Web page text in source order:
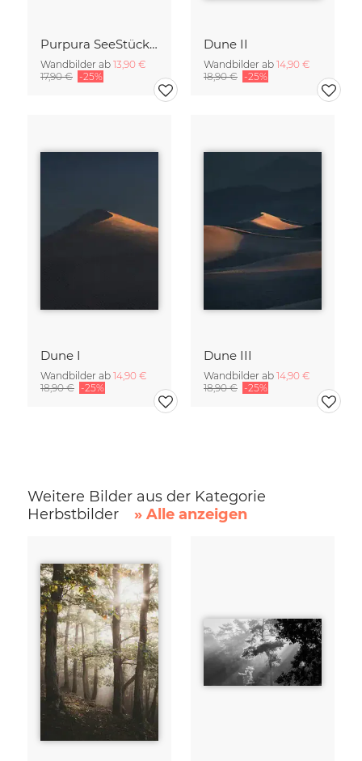
Purpura SeeStück No.18
Wandbilder ab 13,90 €
17,90 € -25%
Dune II
Wandbilder ab 14,90 €
18,90 € -25%
Dune I
Wandbilder ab 14,90 €
18,90 € -25%
Dune III
Wandbilder ab 14,90 €
18,90 € -25%
Weitere Bilder aus der Kategorie
Herbstbilder
» Alle anzeigen